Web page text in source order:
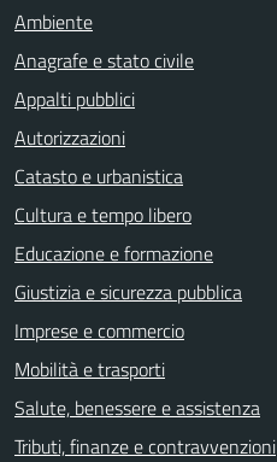
Ambiente
Anagrafe e stato civile
Appalti pubblici
Autorizzazioni
Catasto e urbanistica
Cultura e tempo libero
Educazione e formazione
Giustizia e sicurezza pubblica
Imprese e commercio
Mobilità e trasporti
Salute, benessere e assistenza
Tributi, finanze e contravvenzioni